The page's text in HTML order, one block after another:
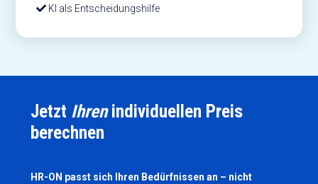
KI als Entscheidungshilfe
Jetzt Ihrenindividuellen Preis
berechnen
HR-ON passt sich Ihren Bedürfnissen an – nicht